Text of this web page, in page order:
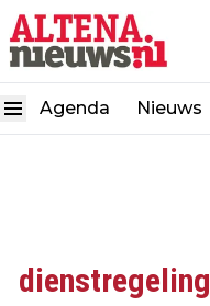
Agenda Nieuws
dienstregeling